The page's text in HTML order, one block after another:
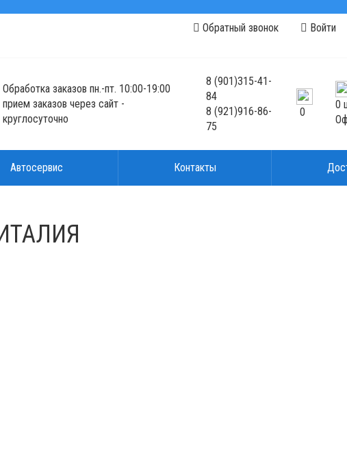
Обратный звонок Войти
Обработка заказов пн.-пт. 10:00-19:00
прием заказов через сайт -
круглосуточно
8(901)315-41-
84
8(921)916-86-
75
0
0
Автосервис Контакты